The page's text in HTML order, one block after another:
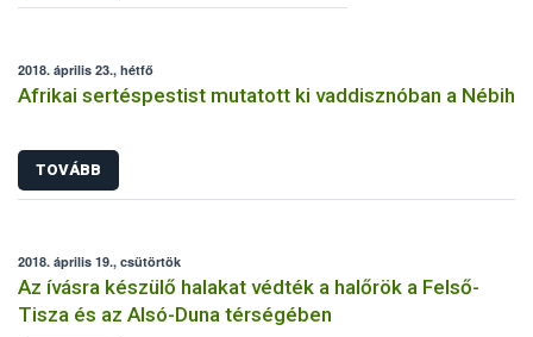
2018. április 23., hétfő
Afrikai sertéspestist mutatott ki vaddisznóban a Nébih
TOVÁBB
2018. április 19., csütörtök
Az ívásra készülő halakat védték a halőrök a Felső-
Tisza és az Alsó-Duna térségében